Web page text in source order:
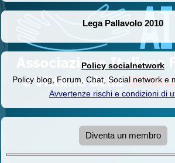
Lega Pallavolo 2010
Policy socialnetwork
Policy blog, Forum, Chat, Social network e
Avvertenze rischi e condizioni di
Diventa un membro